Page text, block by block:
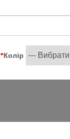
*Колір